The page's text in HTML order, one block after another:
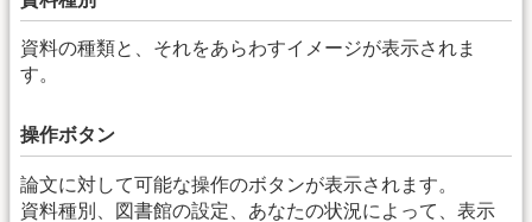
資料の種類と、それをあらわすイメージが表示されま
す。
操作ボタン
論文に対して可能な操作のボタンが表示されます。
資料種別、図書館の設定、あなたの状況によって、表示